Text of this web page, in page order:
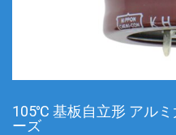
105℃ 基板自立形 アル
ーズ